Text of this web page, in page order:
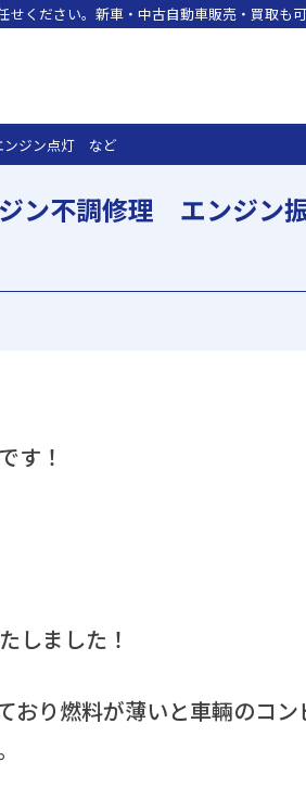
ください。新車・中古自動車販売・買取も
ンジン点灯 など
ン不調修理 エンジン
す！
しました！
おり燃料が薄いと車輛のコ